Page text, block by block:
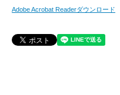
Adobe Acrobat Readerダウンロード